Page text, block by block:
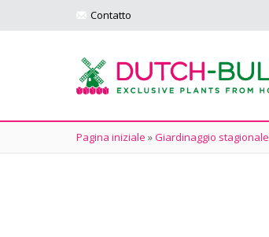
Contatto
Pagina iniziale »Giardinaggio stagionale